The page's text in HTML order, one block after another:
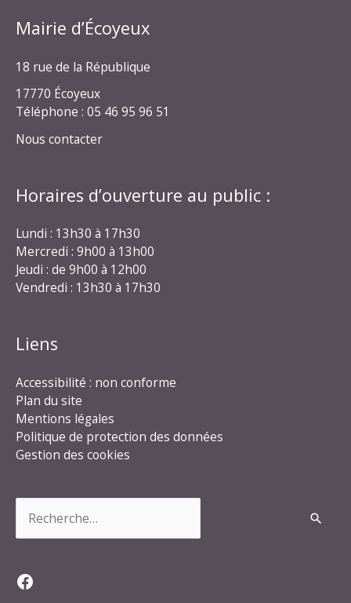
Mairie d’Écoyeux
18 rue de la République
17770 Écoyeux
Téléphone : 05 46 95 96 51
Nous contacter
Horaires d’ouverture au public :
Lundi : 13h30 à 17h30
Mercredi : 9h00 à 13h00
Jeudi : de 9h00 à 12h00
Vendredi : 13h30 à 17h30
Liens
Accessibilité : non conforme
Plan du site
Mentions légales
Politique de protection des données
Gestion des cookies
Facebook